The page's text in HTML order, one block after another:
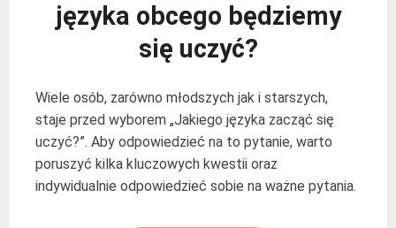
języka obcego będziemy
się uczyć?
Wiele osób, zarówno młodszych jak i starszych,
staje przed wyborem „Jakiego języka zacząć się
uczyć?”. Aby odpowiedzieć na to pytanie, warto
poruszyć kilka kluczowych kwestii oraz
indywidualnie odpowiedzieć sobie na ważne pytania.